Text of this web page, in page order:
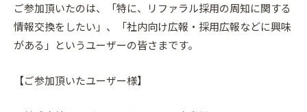
ご参加頂いたのは、「特に、リファラル採用の周知に関する
情報交換をしたい」、「社内向け広報・採用広報などに興味
がある」というユーザーの皆さまです。
【ご参加頂いたユーザー様】